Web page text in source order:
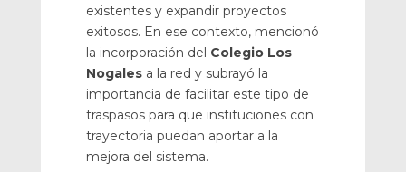
existentes y expandir proyectos
exitosos. En ese contexto, mencionó
la incorporación del Colegio Los
Nogalesa la red y subrayó la
importancia de facilitar este tipo de
traspasos para que instituciones con
trayectoria puedan aportar a la
mejora del sistema.